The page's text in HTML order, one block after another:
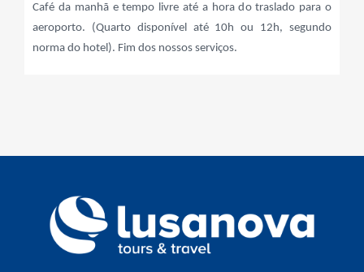
Café da manhã e tempo livre até a hora do traslado para o
aeroporto. (Quarto disponível até 10h ou 12h, segundo
norma do hotel). Fim dos nossos serviços.